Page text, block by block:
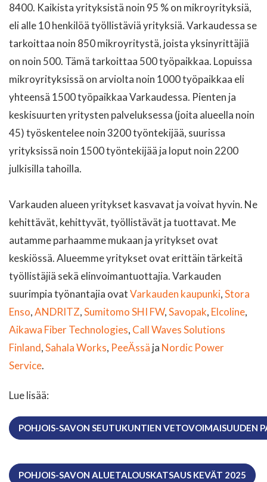
8400. Kaikista yrityksistä noin 95 % on mikroyrityksiä,
eli alle 10 henkilöä työllistäviä yrityksiä. Varkaudessa se
tarkoittaa noin 850 mikroyritystä, joista yksinyrittäjiä
on noin 500. Tämä tarkoittaa 500 työpaikkaa. Lopuissa
mikroyrityksissä on arviolta noin 1000 työpaikkaa eli
yhteensä 1500 työpaikkaa Varkaudessa. Pienten ja
keskisuurten yritysten palveluksessa (joita alueella noin
45) työskentelee noin 3200 työntekijää, suurissa
yrityksissä noin 1500 työntekijää ja loput noin 2200
julkisilla tahoilla.
Varkauden alueen yritykset kasvavat ja voivat hyvin. Ne
kehittävät, kehittyvät, työllistävät ja tuottavat. Me
autamme parhaamme mukaan ja yritykset ovat
keskiössä. Alueemme yritykset ovat erittäin tärkeitä
työllistäjiä sekä elinvoimantuottajia. Varkauden
suurimpia työnantajia ovatVarkauden kaupunki,Stora
Enso,ANDRITZ,Sumitomo SHI FW,Savopak, Elcoline,
Aikawa Fiber Technologies, Call Waves Solutions
Finland,Sahala Works, PeeÄssä ja Nordic Power
Service.
Lue lisää:
POHJOIS-SAVON SEUTUKUNTIEN VETOVOIMAISUUDEN
POHJOIS-SAVON ALUETALOUSKATSAUS KEVÄT 2025